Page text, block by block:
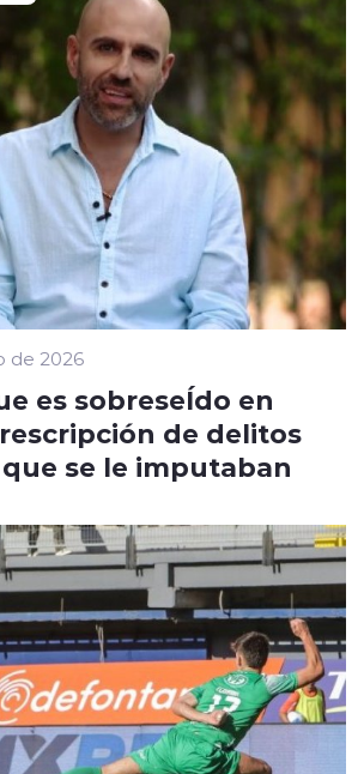
de 2026
es sobreseÍdo en
de delitos
se le imputaban